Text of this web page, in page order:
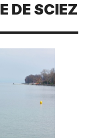
ET GÉOLOGIE
DE SCIEZ